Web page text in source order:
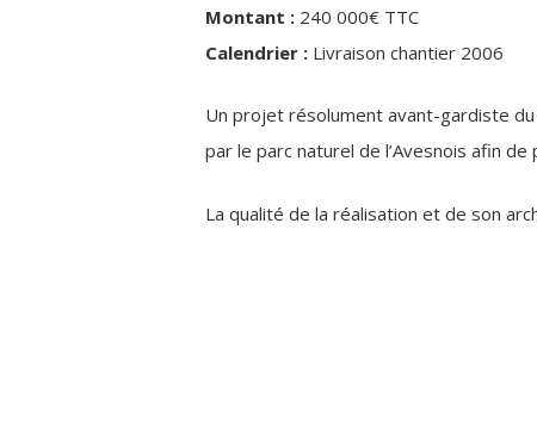
Montant : 240 000€ TTC
Calendrier : Livraison chantier 2006
Un projet résolument avant-gardiste
par le parc naturel de l’Avesnois afin
La qualité de la réalisation et de son